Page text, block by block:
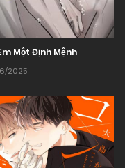
Một Định Mệnh
2025